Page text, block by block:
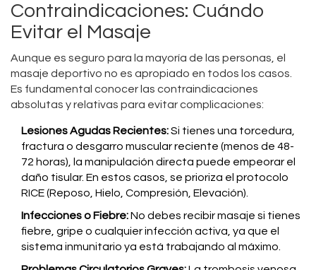
Contraindicaciones: Cuándo
Evitar el Masaje
Aunque es seguro para la mayoría de las personas, el
masaje deportivo no es apropiado en todos los casos.
Es fundamental conocer las contraindicaciones
absolutas y relativas para evitar complicaciones:
Lesiones Agudas Recientes:Si tienes una torcedura,
fractura o desgarro muscular reciente (menos de 48-
72 horas), la manipulación directa puede empeorar el
daño tisular. En estos casos, se prioriza el protocolo
RICE (Reposo, Hielo, Compresión, Elevación).
Infecciones o Fiebre:No debes recibir masaje si tienes
fiebre, gripe o cualquier infección activa, ya que el
sistema inmunitario ya está trabajando al máximo.